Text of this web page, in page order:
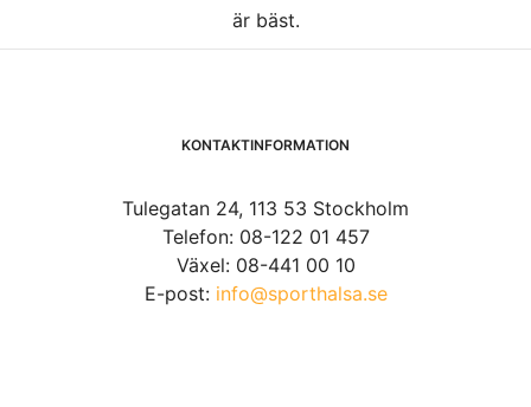
är bäst.
KONTAKTINFORMATION
Tulegatan 24, 113 53 Stockholm
Telefon: 08-122 01 457
Växel: 08-441 00 10
E-post: info@sporthalsa.se